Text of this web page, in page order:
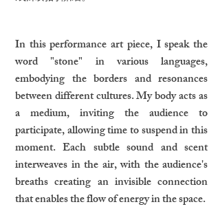
In this performance art piece, I speak the
word "stone" in various languages,
embodying the borders and resonances
between different cultures. My body acts as
a medium, inviting the audience to
participate, allowing time to suspend in this
moment. Each subtle sound and scent
interweaves in the air, with the audience's
breaths creating an invisible connection
that enables the flow of energy in the space.